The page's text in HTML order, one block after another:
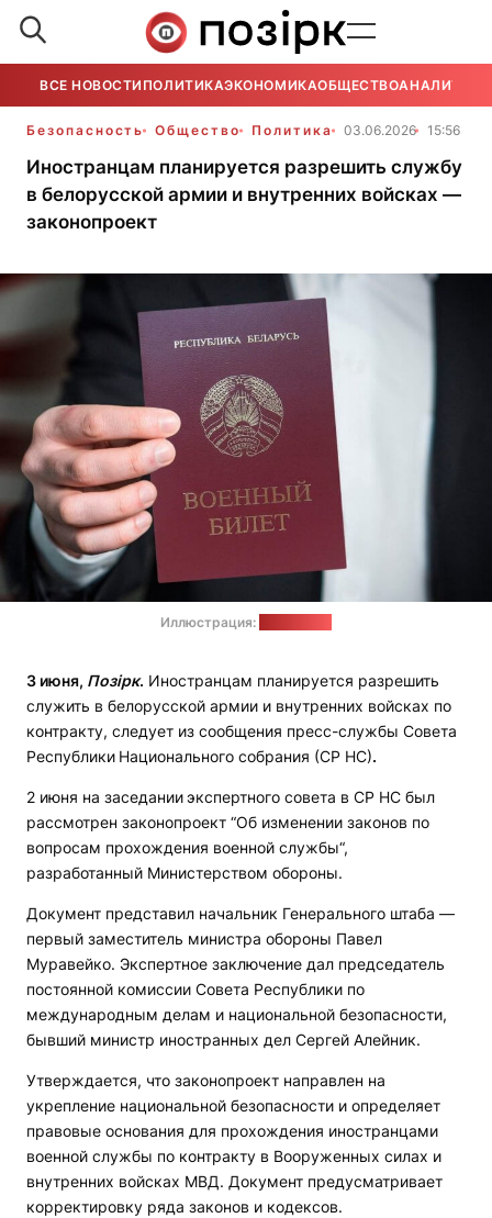
ВСЕ НОВОСТИ ПОЛИТИКАЭКОНОМИКАОБЩЕСТВОАНАЛИТИКА
Безопасность Общество Политика 03.06.2026 15:56
Иностранцам планируется разрешить службу
в белорусской армии и внутренних войсках —
законопроект
Иллюстрация:
3 июня, Позірк. Иностранцам планируется разрешить
служить в белорусской армии и внутренних войсках по
контракту, следует из сообщения пресс-службы Совета
Республики Национального собрания (СР НС).
2 июня на заседанииэкспертного совета в СР НС был
рассмотрен законопроект “Об изменении законов по
вопросам прохождения военной службы“,
разработанный Министерством обороны.
Документ представил начальник Генерального штаба —
первый заместитель министра обороны Павел
Муравейко. Экспертное заключение дал председатель
постоянной комиссии Совета Республики по
международным делам и национальной безопасности,
бывший министр иностранных дел Сергей Алейник.
Утверждается, что законопроект направлен на
укрепление национальной безопасности и определяет
правовые основания для прохождения иностранцами
военной службы по контракту в Вооруженных силах и
внутренних войсках МВД. Документ предусматривает
корректировку ряда законов и кодексов.